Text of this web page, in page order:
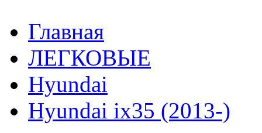
Главная
ЛЕГКОВЫЕ
Hyundai
Hyundai ix35 (2013-)